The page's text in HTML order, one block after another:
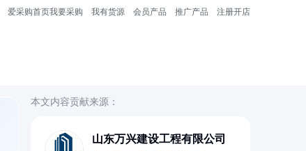
爱采购首页我要采购 我有货源 会员产品 推广产品 注册开店
本文内容贡献来源：
山东万兴建设工程有限公司